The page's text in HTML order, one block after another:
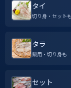
タイ
切り身・セットも
タラ
鍋用・切り身も
セット